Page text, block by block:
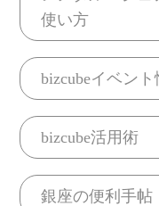
使い方
bizcubeイベン
bizcube活用術
銀座の便利手帖